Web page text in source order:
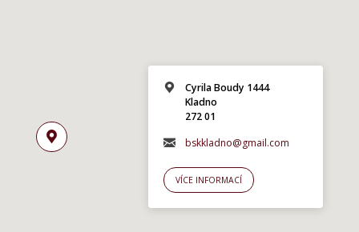
Cyrila Boudy 1444
Kladno
272 01
bskkladno@gmail.com
VÍCE INFORMACÍ